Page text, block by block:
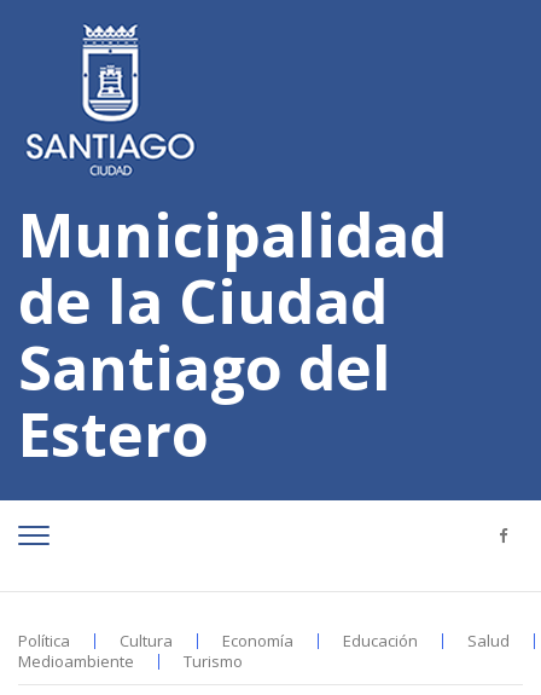
Municipalidad
de la Ciudad
Santiago del
Estero
Política Cultura Economía Educación
Salud
Medioambiente
Turismo